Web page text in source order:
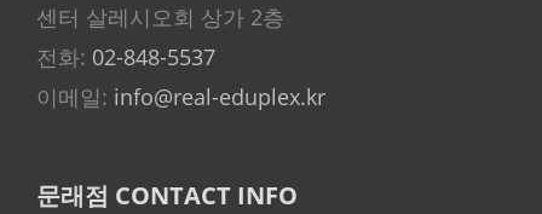
센터 살레시오회 상가 2층
전화: 02-848-5537
이메일: info@real-eduplex.kr
문래점 CONTACT INFO